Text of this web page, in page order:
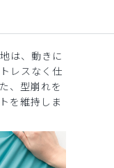
は、動きに
レスなく仕
、型崩れを
を維持しま